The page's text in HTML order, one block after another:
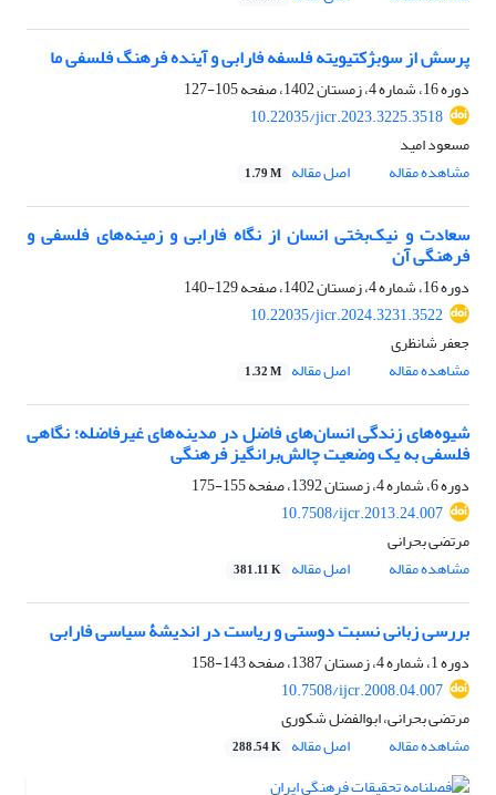
پرسش از سوبژکتیویته فلسفه فارابی و آینده فرهنگ فلسفی ما
دوره 16، شماره 4، زمستان 1402، صفحه
105-127
10.22035/jicr.2023.3225.3518
مسعود امید
مشاهده مقاله
اصل مقاله 1.79 M
سعادت و نیک‌بختی انسان از نگاه فارابی و زمینه‌های فلسفی و
فرهنگی آن
دوره 16، شماره 4، زمستان 1402، صفحه
129-140
10.22035/jicr.2024.3231.3522
جعفر شانظری
مشاهده مقاله
اصل مقاله 1.32 M
شیوه‌های زندگی انسان‌های فاضل در مدینه‌های غیرفاضله؛ نگاهی
فلسفی به یک وضعیت چالش‌برانگیز فرهنگی
دوره 6، شماره 4، زمستان 1392، صفحه
155-175
10.7508/ijcr.2013.24.007
مرتضی بحرانی
مشاهده مقاله
اصل مقاله 381.11 K
بررسی زبانی نسبت دوستی و ریاست در اندیشۀ سیاسی فارابی
دوره 1، شماره 4، زمستان 1387، صفحه
143-158
10.7508/ijcr.2008.04.007
مرتضی بحرانی، ابوالفضل شکوری
مشاهده مقاله
اصل مقاله 288.54 K